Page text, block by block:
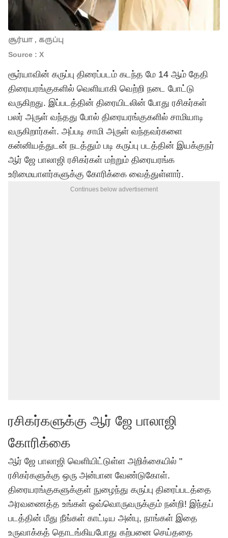
சூர்யா , கருப்பு
Source : X
சூர்யாவின் கருப்பு திரைப்படம் கடந்த மே 14 ஆம் தேதி
திரையரங்குகளில் வெளியாகி வெற்றி நடை போட்டு
வருகிறது. இப்படத்தின் திரையிடலின் போது ரசிகர்கள்
பலர் அருள் வந்தது போல் திரையரங்குகளில் சாமியாடி
வருகிறார்கள். அப்படி சாமி அருள் வந்தவர்களை
கன்னியத்துடன் நடத்தும் படி கருப்பு படத்தின் இயக்குநர்
ஆர் ஜே பாலாஜி ரசிகர்கள் மற்றும் திரையரங்க
உரிமையாளர்களுக்கு கோரிக்கை வைத்துள்ளார்.
Continues below advertisement
ரசிகர்களுக்கு ஆர் ஜே பாலாஜி
கோரிக்கை
ஆர் ஜே பாலாஜி வெளியிட்டுள்ள அறிக்கையில் "
ரசிகர்களுக்கு ஒரு அன்பான வேண்டுகோள்.
திரையரங்குகளுக்குள் நுழைந்து கருப்பு திரைப்படத்தை
அரவணைத்த உங்கள் ஒவ்வொருவருக்கும் நன்றி! இந்தப்
படத்தின் மீது நீங்கள் காட்டிய அன்பு, நாங்கள் இதை
உருவாக்கத் தொடங்கியபோது கற்பனை செய்ததை